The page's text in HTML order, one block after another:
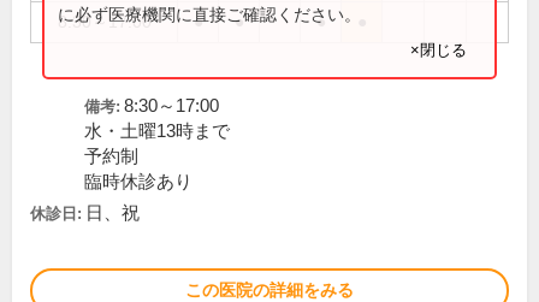
8:30～17:00 ● ● ●
に必ず医療機関に直接ご確認ください。
×閉じる
備考: 8:30～17:00
水・土曜13時まで
予約制
臨時休診あり
休診日: 日、祝
この医院の詳細をみる